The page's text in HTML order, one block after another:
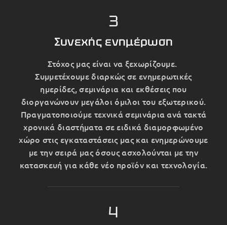
3
Συνεχής ενημέρωση
Στόχος μας είναι να ξεχωρίζουμε.
Συμμετέχουμε διαρκώς σε ενημερωτικές
ημερίδες, σεμινάρια και εκθέσεις που
διοργανώνουν μεγάλοι όμιλοι του εξωτερικού.
Πραγματοποιούμε τεχνικά σεμινάρια ανά τακτά
χρονικά διαστήματα σε ειδικά διαμορφωμένο
χώρο στις εγκαταστάσεις μας και ενημερώνουμε
με την σειρά μας όσους ασχολούνται με την
κατασκευή για κάθε νέο προϊόν και τεχνολογία.
4